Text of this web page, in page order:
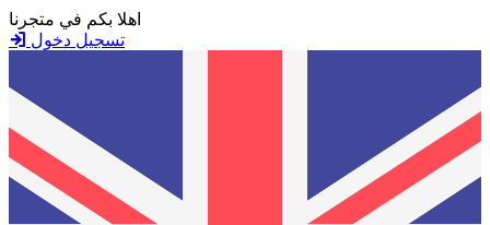
اهلا بكم في متجرنا
تسجيل دخول